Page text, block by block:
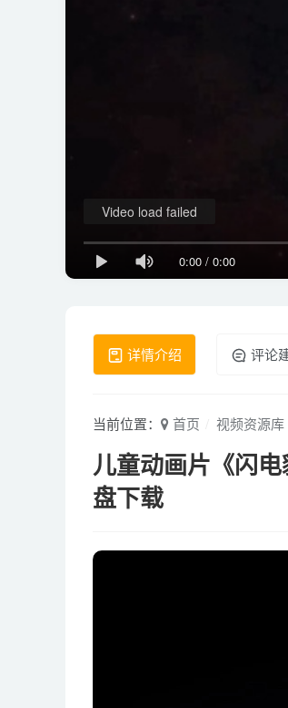
0:00 / 0:00
Video load failed
详情介绍 评论
当前位置： 首页 视频资源库
儿童动画片《闪
盘下载